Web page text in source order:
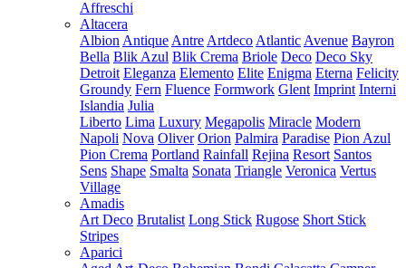
Affreschi
Altacera
Albion Antique Antre Artdeco Atlantic Avenue Bayron
Bella Blik Azul Blik Crema Briole Deco Deco Sky
Detroit Eleganza Elemento Elite Enigma Eterna Felicity
Groundy Fern Fluence Formwork Glent Imprint Interni
Islandia Julia
Liberto Lima Luxury Megapolis Miracle Modern
Napoli Nova Oliver Orion Palmira Paradise Pion Azul
Pion Crema Portland Rainfall Rejina Resort Santos
Sens Shape Smalta Sonata Triangle Veronica Vertus
Village
Amadis
Art Deco Brutalist Long Stick Rugose Short Stick
Stripes
Aparici